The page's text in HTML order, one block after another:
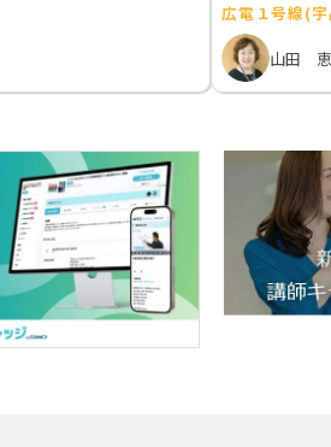
広電１号線(
山田 恵